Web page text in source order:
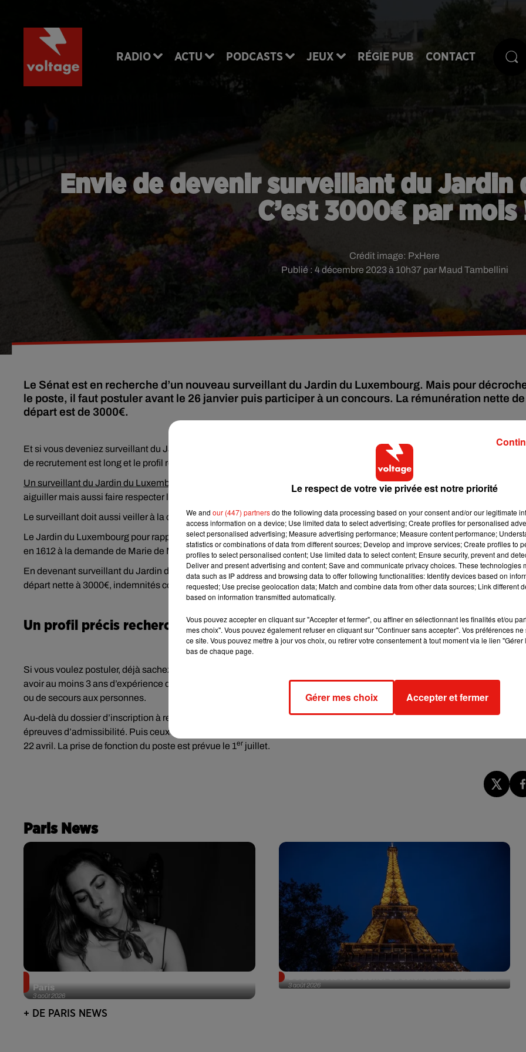
RADIO ACTU PODCASTS JEUX RÉGIE PUB CONTACT
Envie de devenir surveillant du Jardin
C’est 3000€ par mois
Publié : 4 décembre 2023 à 10h37 par Maud Tambellini
Crédit image: PxHere
Le Sénat est en recherche d’un nouveau surveillant du Jardin du Luxembourg. Mais pour
le poste, il faut postuler avant le 26 janvier puis participer à un concours. La rémunération nette de
départ est de 3000€.
Et si vous deveniez surveillant du Jardin du Luxembourg ? Dis comme ça, ça parait tout simple. Mais en réalité le
de recrutement est long et le profil recherché bien spécifique.
Un surveillant du Jardin du Luxembourg
a pour mission l’accueil du public, notamment de nombreux touristes étrangers,
aiguiller mais aussi faire respecter le règlement du Jardin et leur porter assistance en cas de malaise physique.
Le surveillant doit aussi veiller à la conservation du domaine.
Le Jardin du Luxembourg pour rappel est un jardin ouvert au public dans le 6èmearrondissement de la capitale. Il a été créé
en 1612 à la demande de Marie de Médicis pour accompagner le palais du Luxembourg ; palais où siège désormais le
En devenant surveillant du Jardin du Luxembourg, vous deviendrez ainsi fonctionnaire d’Etat avec une rémunération de
départ nette à 3000€, indemnités comprises.
Un profil précis recherché
Si vous voulez postuler, déjà sachez que les inscriptions se clôtureront le vendredi 26 janvier 2024. Les candidats doivent
avoir au moins 3 ans d’expérience dans l’armée, comme sapeur-pompier ou dans des fonctions de surveillance, de sécurité
ou de secours aux personnes.
Au-delà du dossier d’inscription à remplir, il y aura ensuite un concours le jeudi 29 février 2024. Il s’agit seulement des
épreuves d’admissibilité. Puis ceux qui seront encore en lice auront des épreuves d’admission dans les semaines des 15 et
22 avril. La prise de fonction du poste est prévue le 1er juillet.
Paris News
3 août 2026
Paris
3 août 2026
+ DE PARIS NEWS
Le respect de votre vie privée est notre priorité
We and our (447) partnersdo the following data processing based on your consent and/or our legitimate
access information on a device; Use limited data to select advertising; Create profiles for personalised
select personalised advertising; Measure advertising performance; Measure content performance;
statistics or combinations of data from different sources; Develop and improve services; Create profiles to
profiles to select personalised content; Use limited data to select content; Ensure security, prevent and
Deliver and present advertising and content; Save and communicate privacy choices. These technologies
data such as IP address and browsing data to offer following functionalities: Identify devices based on
requested; Use precise geolocation data; Match and combine data from other data sources; Link different
based on information transmitted automatically.
Vous pouvez accepter en cliquant sur "Accepter et fermer", ou affiner en sélectionnant les finalités et/ou
mes choix". Vous pouvez également refuser en cliquant sur "Continuer sans accepter". Vos préférences
ce site. Vous pouvez mettre à jour vos choix, ou retirer votre consentement à tout moment via le lien
bas de chaque page.
Gérer mes choix Accepter et fermer